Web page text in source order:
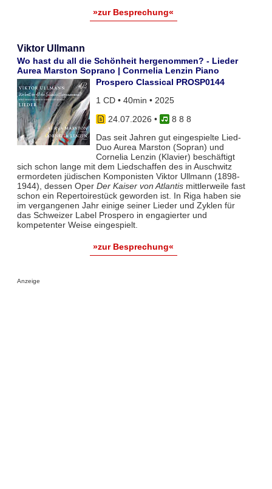
»zur Besprechung«
Viktor Ullmann
Wo hast du all die Schönheit hergenommen? - Lieder
Aurea Marston Soprano | Conrnelia Lenzin Piano
Prospero Classical PROSP0144
1 CD • 40min • 2025
24.07.2026 •
8 8 8
Das seit Jahren gut eingespielte Lied-
Duo Aurea Marston (Sopran) und
Cornelia Lenzin (Klavier) beschäftigt
sich schon lange mit dem Liedschaffen des in Auschwitz
ermordeten jüdischen Komponisten Viktor Ullmann (1898-
1944), dessen Oper Der Kaiser von Atlantismittlerweile fast
schon ein Repertoirestück geworden ist. In Riga haben sie
im vergangenen Jahr einige seiner Lieder und Zyklen für
das Schweizer Label Prospero in engagierter und
kompetenter Weise eingespielt.
»zur Besprechung«
Anzeige